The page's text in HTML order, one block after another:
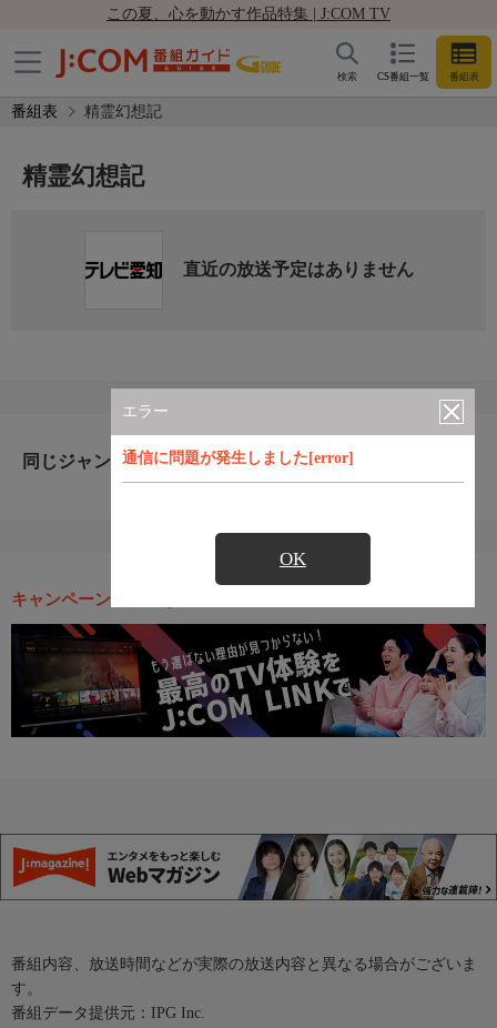
この夏、心を動かす作品特集 | J:COM TV
CS番組一覧 番組表
検索
番組表 精霊幻想記
エラー
通信に問題が発生しました[error]
OK
精霊幻想記
直近の放送予定はありません
同じジャンルのおすすめ番組
キャンペーン・お得な情報
番組内容、放送時間などが実際の放送内容と異なる場合がございま
す。
番組データ提供元：IPG Inc.